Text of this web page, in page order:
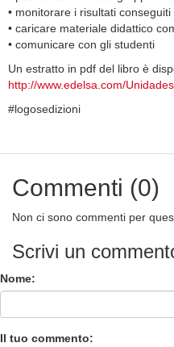
• monitorare i risultati
• caricare materiale didattico
• comunicare con gli studenti
Un estratto in pdf del libro è
http://www.edelsa.com/
#logosedizioni
Commenti (0)
Non ci sono commenti per
Scrivi un
Nome:
Il tuo commento: